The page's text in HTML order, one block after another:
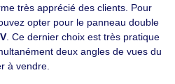
très apprécié des clients. Pour
opter pour le panneau double
. Ce dernier choix est très pratique
deux angles de vues du
à vendre.